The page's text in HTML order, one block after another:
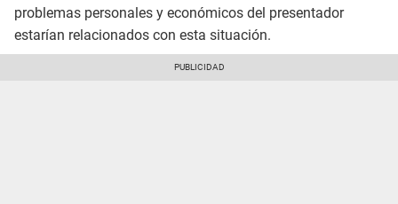
problemas personales y económicos del presentador
estarían relacionados con esta situación.